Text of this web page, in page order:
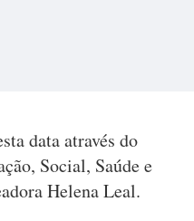
data através do
Social, Saúde e
Helena Leal.